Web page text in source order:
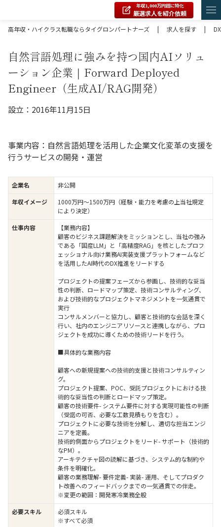
年収1,000万円超に特化
厳選求人を紹介依頼
高年収・ハイクラス転職ならタイグロンパートナーズ
| 求人を探す |
自然言語処理に強みを持つ国内AIソリュ
ーション企業｜Forward Deployed
Engineer（生成AI/RAG開発）
設立：2016年11月15日
事業内容：自然言語処理を活用した企業文化変革の支援を
行うサービスの開発・運営
企業名
非公開
年収イメージ
1000万円〜1500万円（経験・能力を考慮の上当社規定
により決定）
仕事内容
【業務内容】
顧客のビジネス課題解決をミッションとし、当社の強み
である「国産LLM」と「高精度RAG」を核としたプロフ
ェッショナル向け業務AI実装支援プラットフォームなど
を活用したAI時代のDX推進をリードする
プロジェクトの提案フェーズから参画し、技術的な妥当
性の判断、ロードマップ策定、技術コンサルティング、
および技術的なプロジェクトマネジメントを一気通貫で
実行
コンサルメンバーと協力し、顧客と技術的な会話を深く
行い、社内のエンジニアリソースと連携しながら、プロ
ジェクトを成功に導くための技術リードを行う。
■具体的な業務内容
顧客への新規提案への技術的支援と技術コンサルティン
グ。
プロジェクト提案、POC、受託プロジェクトにおける技
術的な妥当性の判断とロードマップ策定。
顧客の技術要件- システム要件に対する実現可能性の判断
（受諾の可否、必要な工数見積もりを含む）。
プロジェクトに必要な技術を分解し、適切な担当エンジ
ニアを定義。
技術的側面からプロジェクトをリード- サポート（技術的
なPM）。
アーキテクチャ図の読解に基づき、システム的な制約や
条件を明確化。
顧客の業務理解- 要件定義- 実装- 運用、そしてプロダク
ト改善へのフィードバックまでの一気通貫での伴走。
※変更の範囲：開発寒冷業務全般
必要スキル
必須スキル
※すべて必須